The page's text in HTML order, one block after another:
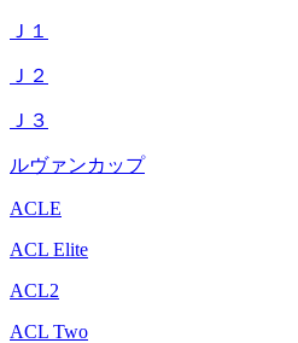
Ｊ１
Ｊ２
Ｊ３
ルヴァンカップ
ACLE
ACL Elite
ACL2
ACL Two